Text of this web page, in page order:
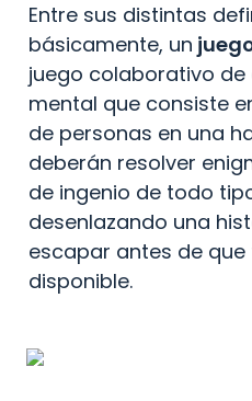
Entre sus distintas
básicamente, un
juego colaborativo
mental que consiste
de personas en una
deberán resolver
de ingenio de todo
desenlazando una
escapar antes de
disponible.